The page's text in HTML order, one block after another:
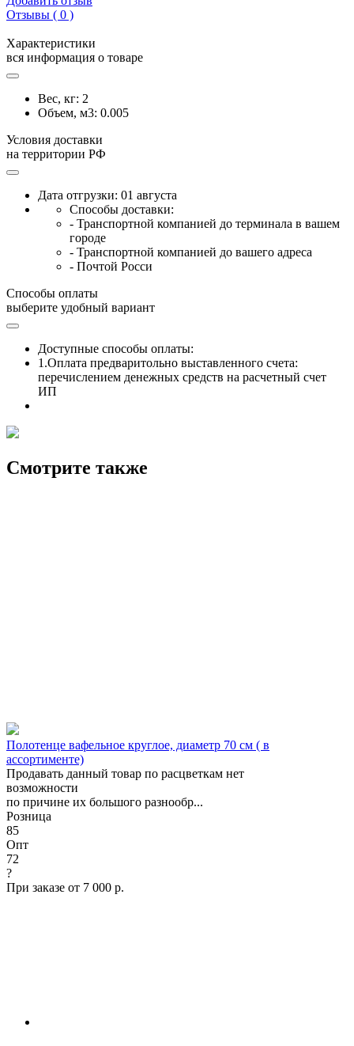
Отзывы ( 0 )
Характеристики
вся информация о товаре
Вес, кг: 2
Объем, м3: 0.005
Условия доставки
на территории РФ
Дата отгрузки: 01 августа
Способы доставки:
- Транспортной компанией до терминала в вашем
городе
- Транспортной компанией до вашего адреса
- Почтой Росси
Способы оплаты
выберите удобный вариант
Доступные способы оплаты:
1.Оплата предваритольно выставленного счета:
перечислением денежных средств на расчетный счет
ИП
Смотрите также
Полотенце вафельное круглое, диаметр 70 см ( в
ассортименте)
Продавать данный товар по расцветкам нет
возможности
по причине их большого разнообр...
Розница
85
Опт
72
?
При заказе от 7 000 р.